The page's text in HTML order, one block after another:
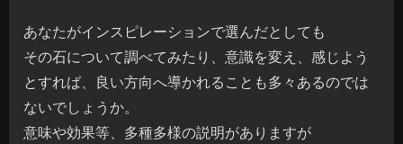
あなたがインスピレーションで選んだとしても
その石について調べてみたり、意識を変え、感じよう
とすれば、良い方向へ導かれることも多々あるのでは
ないでしょうか。
意味や効果等、多種多様の説明がありますが